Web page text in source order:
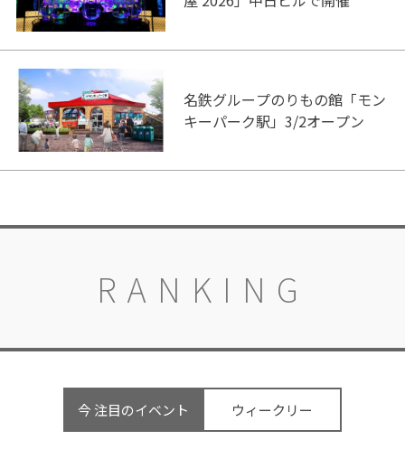
名鉄グループのりもの館「モン
キーパーク駅」3/2オープン
RANKING
今 注目のイベント ウィークリー